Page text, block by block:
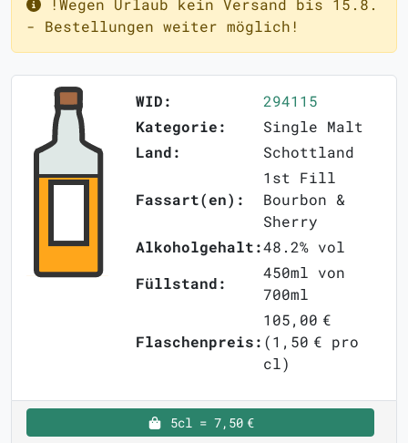
!Wegen Urlaub kein Versand bis 15.8.
- Bestellungen weiter möglich!
WID:
294115
Kategorie:
Single Malt
Land:
Schottland
Fassart(en):
1st Fill
Bourbon &
Sherry
Alkoholgehalt:48.2% vol
Füllstand:
450ml von
700ml
Flaschenpreis:
105,00 €
(1,50 € pro
cl)
5cl = 7,50 €